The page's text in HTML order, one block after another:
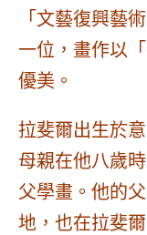
「文藝復興藝
一位，畫作以
優美。
拉斐爾出生於
母親在他八歲
父學畫。他的
地，也在拉斐